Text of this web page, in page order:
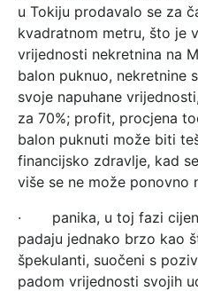
u Tokiju prodavalo se za
kvadratnom metru, što je
vrijednosti nekretnina na
balon puknuo, nekretnine
svoje napuhane
za 70%; profit, procjena
balon puknuti može biti
financijsko zdravlje, kad
više se ne može ponovno
· panika, u toj fazi
padaju jednako brzo kao
špekulanti, suočeni s
padom vrijednosti svojih